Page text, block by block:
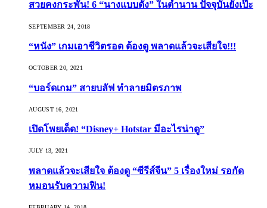
สวยคงกระพัน! 6 “นางแบบดัง” ในตำนาน ปัจจุบันยังเป๊ะ
SEPTEMBER 24, 2018
“หนัง” เกมเอาชีวิตรอด ต้องดู พลาดแล้วจะเสียใจ!!!
OCTOBER 20, 2021
“บอร์ดเกม” สายบลัฟ ทำลายมิตรภาพ
AUGUST 16, 2021
เปิดโพยเด็ด! “Disney+ Hotstar มีอะไรน่าดู”
JULY 13, 2021
พลาดแล้วจะเสียใจ ต้องดู “ซีรีส์จีน” 5 เรื่องใหม่ รอกัด
หมอนรับความฟิน!